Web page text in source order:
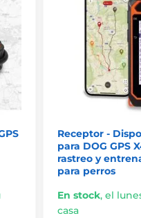
cambiar sin
únicamente
categoríasReceptor -
para DOG GPS
rastreo y
para perros
En stock, el
casa